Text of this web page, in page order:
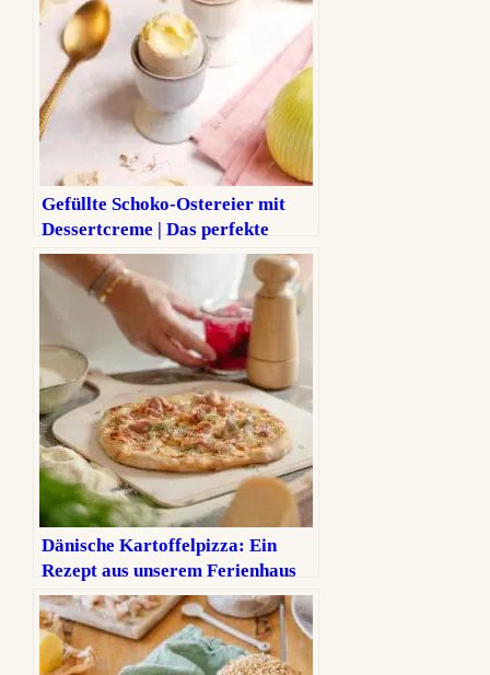
Gefüllte Schoko-Ostereier mit
Dessertcreme | Das perfekte
Osterdessert
Dänische Kartoffelpizza: Ein
Rezept aus unserem Ferienhaus
in Nordjütland